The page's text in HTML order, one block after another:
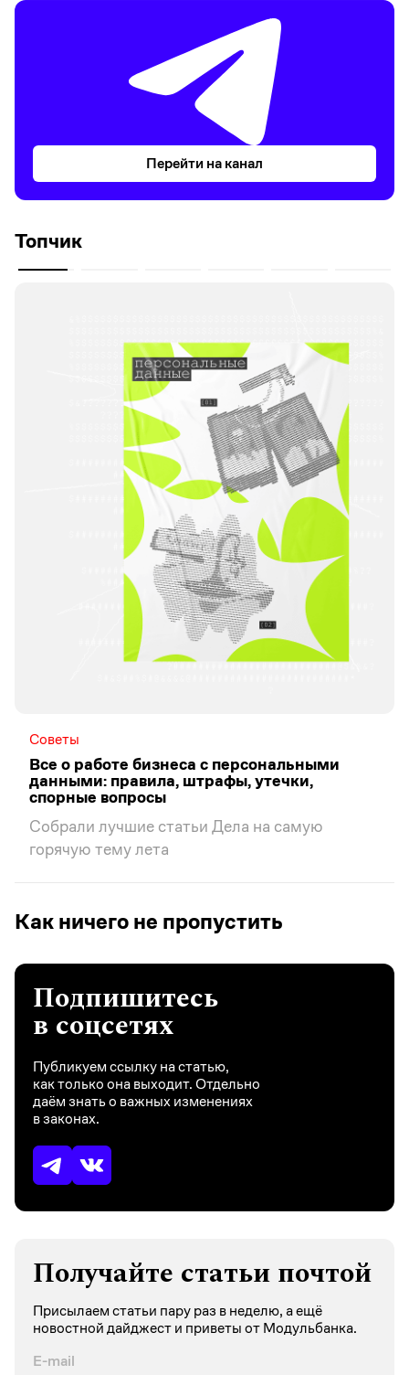
Перейти на канал
Топчик
Советы
Все о работе бизнеса с персональными
данными: правила, штрафы, утечки,
спорные вопросы
Собрали лучшие статьи Дела на самую
горячую тему лета
Как ничего не пропустить
Подпишитесь
в соцсетях
Публикуем ссылку на статью,
как только она выходит. Отдельно
даём знать о важных изменениях
в законах.
Получайте статьи почтой
Присылаем статьи пару раз в неделю, а ещё
новостной дайджест и приветы от Модульбанка.